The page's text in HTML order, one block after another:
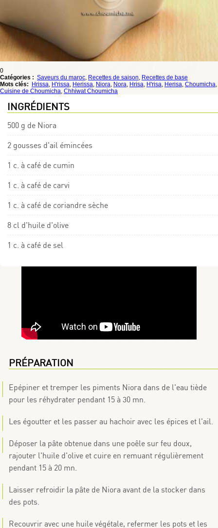
0
Catégories : Saveurs du maroc, Recettes de saison, Recettes de base
Mots clés:
Hrissa, H'rissa, Herissa, Niora, Nora, Hrisa, H'risa, Herisa, Choumicha,
Cuisine de Choumicha, Chhiwat Choumicha
INGRÉDIENTS
500 g de Niora
2 gousses d'ail émincées
1 c. à café de cumin
1 c. à café de carvi
1 c. à café de coriandre sèche
8 cl d'huile d'olive
1 c. à café de sel
PRÉPARATION
Epépiner et tremper les piments Niora dans de l'eau tiède
pour les réhydrater pendant 15 à 30 mn.
Les égoutter et les passer au hachoir avec les épices et l'ail.
Déposer la pâte obtenue dans une poêle sur feu doux,
rajouter l'huile d'olive et cuire en remuant régulièrement
pendant 15 à 20 mn.
Laisser refroidir la pâte de Niora avant de la stocker dans
des pots.
Recouvrir avec une huile végétale, refermer les pots et les